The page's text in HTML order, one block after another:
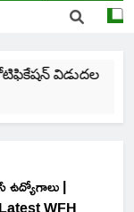
విడుదల
ఉద్యోగాలు |